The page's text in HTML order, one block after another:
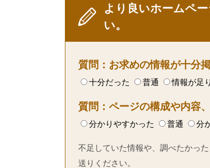
より良いホームペ
い。
質問：お求めの情報が十分
十分だった 普通 情報が足
質問：ページの構成や内容
分かりやすかった 普通 分
不足していた情報や、調べたかっ
送りください。